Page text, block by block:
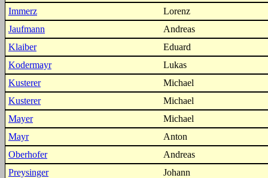
Immerz
Lorenz
Jaufmann
Andreas
Klaiber
Eduard
Kodermayr
Lukas
Kusterer
Michael
Kusterer
Michael
Mayer
Michael
Mayr
Anton
Oberhofer
Andreas
Preysinger
Johann